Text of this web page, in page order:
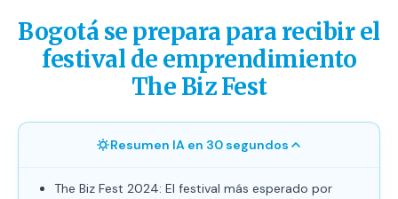
Growth Youtube ↗
Bogotá se prepara para recibir el
festival de emprendimiento
The Biz Fest
Resumen IA en 30 segundos
The Biz Fest 2024: El festival más esperado por